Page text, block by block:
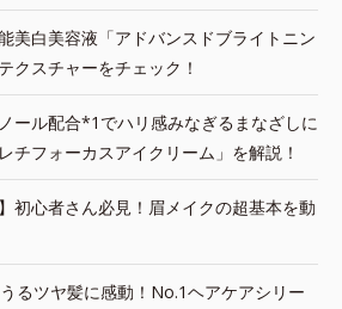
美白美容液「アドバンスドブライトニン
クスチャーをチェック！
ール配合*1でハリ感みなぎるまなざしに
チフォーカスアイクリーム」を解説！
初心者さん必見！眉メイクの超基本を動
るツヤ髪に感動！No.1ヘアケアシリー